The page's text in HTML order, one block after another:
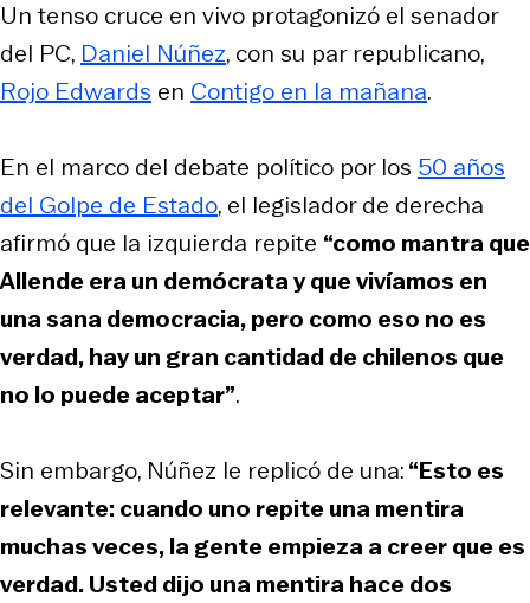
Un tenso cruce en vivo protagonizó el senador
del PC, Daniel Núñez, con su par republicano,
Rojo Edwards en Contigo en la mañana.
En el marco del debate político por los 50 años
del Golpe de Estado, el legislador de derecha
afirmó que la izquierda repite “como mantra que
Allende era un demócrata y que vivíamos en
una sana democracia, pero como eso no es
verdad, hay un gran cantidad de chilenos que
no lo puede aceptar”.
Sin embargo, Núñez le replicó de una:“Esto es
relevante: cuando uno repite una mentira
muchas veces, la gente empieza a creer que es
verdad. Usted dijo una mentira hace dos